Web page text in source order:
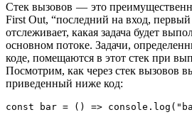
Стек вызовов — это
First Out, “последний на вход,
отслеживает, какая задача будет
основном потоке. Задачи,
коде, помещаются в этот стек при
Посмотрим, как через стек вызовов
приведенный ниже код:
const bar = () =>